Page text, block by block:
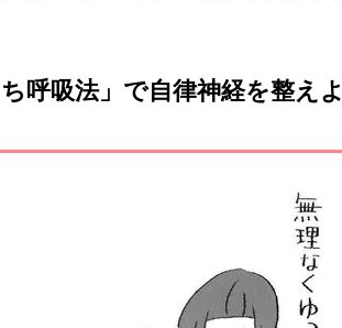
呼吸法」で自律神経を整えよ